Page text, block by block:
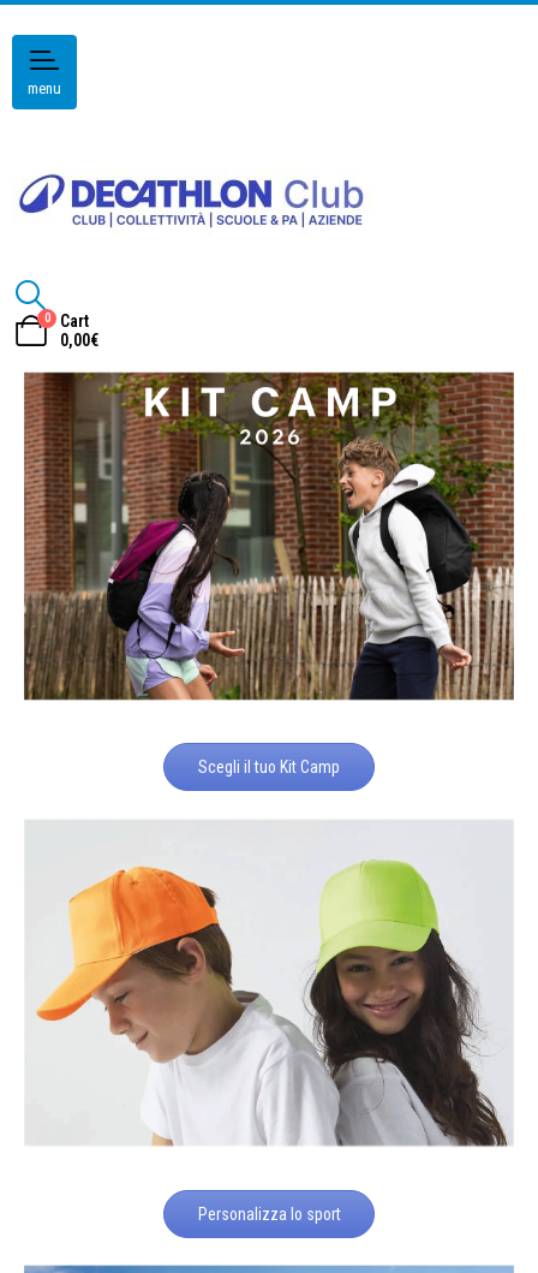
menu
0
Cart
0,00€
Scegli il tuo Kit Camp
Personalizza lo sport